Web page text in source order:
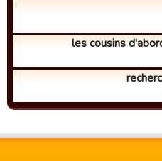
les cousins